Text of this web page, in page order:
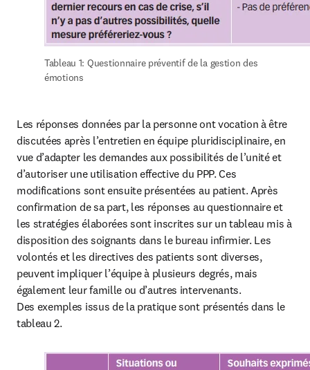
Tableau 1: Questionnaire préventif de la gestion des
émotions
Les réponses données par la personne ont vocation à être
discutées après l’entretien en équipe pluridisciplinaire, en
vue d’adapter les demandes aux possibilités de l’unité et
d’autoriser une utilisation effective du PPP. Ces
modifications sont ensuite présentées au patient. Après
confirmation de sa part, les réponses au questionnaire et
les stratégies élaborées sont inscrites sur un tableau mis à
disposition des soignants dans le bureau infirmier. Les
volontés et les directives des patients sont diverses,
peuvent impliquer l’équipe à plusieurs degrés, mais
également leur famille ou d’autres intervenants.
Des exemples issus de la pratique sont présentés dans le
tableau 2.